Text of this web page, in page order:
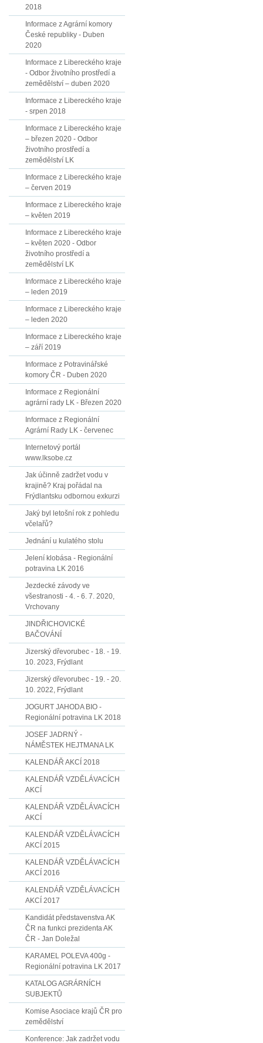
2018
Informace z Agrární komory
České republiky - Duben
2020
Informace z Libereckého kraje
- Odbor životního prostředí a
zemědělství – duben 2020
Informace z Libereckého kraje
- srpen 2018
Informace z Libereckého kraje
– březen 2020 - Odbor
životního prostředí a
zemědělství LK
Informace z Libereckého kraje
– červen 2019
Informace z Libereckého kraje
– květen 2019
Informace z Libereckého kraje
– květen 2020 - Odbor
životního prostředí a
zemědělství LK
Informace z Libereckého kraje
– leden 2019
Informace z Libereckého kraje
– leden 2020
Informace z Libereckého kraje
– září 2019
Informace z Potravinářské
komory ČR - Duben 2020
Informace z Regionální
agrární rady LK - Březen 2020
Informace z Regionální
Agrární Rady LK - červenec
Internetový portál
www.lksobe.cz
Jak účinně zadržet vodu v
krajině? Kraj pořádal na
Frýdlantsku odbornou exkurzi
Jaký byl letošní rok z pohledu
včelařů?
Jednání u kulatého stolu
Jelení klobása - Regionální
potravina LK 2016
Jezdecké závody ve
všestranosti - 4. - 6. 7. 2020,
Vrchovany
JINDŘICHOVICKÉ
BAČOVÁNÍ
Jizerský dřevorubec - 18. - 19.
10. 2023, Frýdlant
Jizerský dřevorubec - 19. - 20.
10. 2022, Frýdlant
JOGURT JAHODA BIO -
Regionální potravina LK 2018
JOSEF JADRNÝ -
NÁMĚSTEK HEJTMANA LK
KALENDÁŘ AKCÍ 2018
KALENDÁŘ VZDĚLÁVACÍCH
AKCÍ
KALENDÁŘ VZDĚLÁVACÍCH
AKCÍ
KALENDÁŘ VZDĚLÁVACÍCH
AKCÍ 2015
KALENDÁŘ VZDĚLÁVACÍCH
AKCÍ 2016
KALENDÁŘ VZDĚLÁVACÍCH
AKCÍ 2017
Kandidát představenstva AK
ČR na funkci prezidenta AK
ČR - Jan Doležal
KARAMEL POLEVA 400g -
Regionální potravina LK 2017
KATALOG AGRÁRNÍCH
SUBJEKTŮ
Komise Asociace krajů ČR pro
zemědělství
Konference: Jak zadržet vodu